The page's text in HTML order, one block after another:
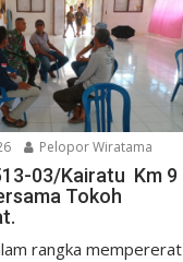
Pelopor Wiratama
03/Kairatu Km 9
Tokoh
rangka mempererat